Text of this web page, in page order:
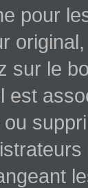
pour
sur le
est
ou